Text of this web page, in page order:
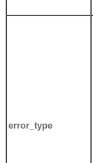
error_type